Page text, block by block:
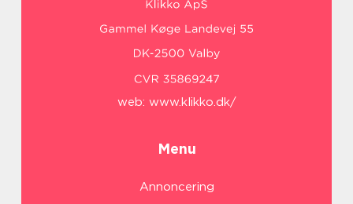
web: www.klikko.dk/
Menu
Annoncering